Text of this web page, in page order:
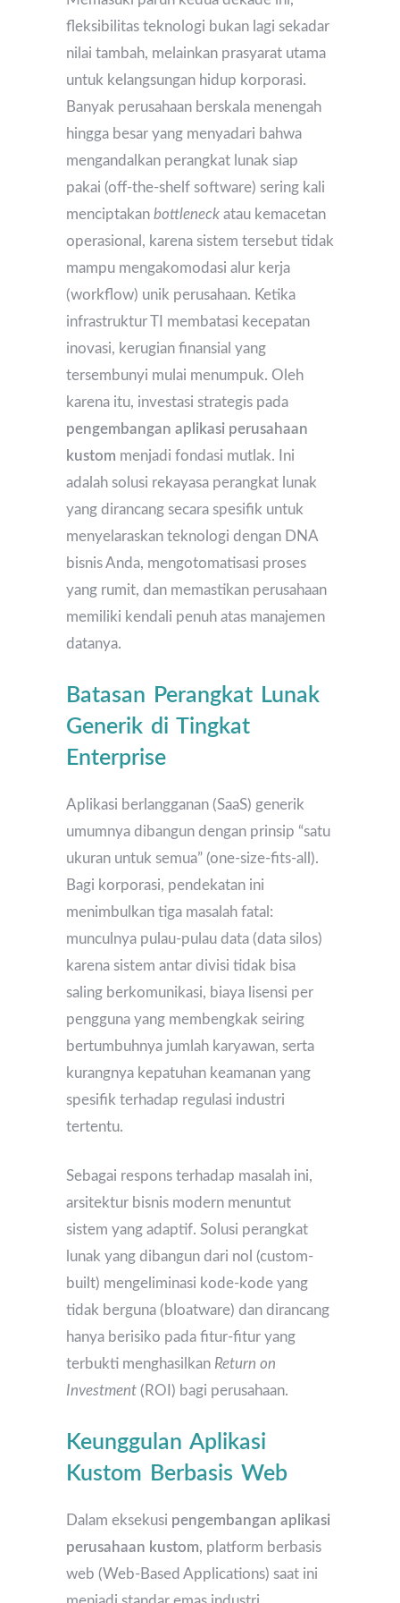
fleksibilitas teknologi bukan lagi sekadar
nilai tambah, melainkan prasyarat utama
untuk kelangsungan hidup korporasi.
Banyak perusahaan berskala menengah
hingga besar yang menyadari bahwa
mengandalkan perangkat lunak siap
pakai (off-the-shelf software) sering kali
menciptakan bottleneck atau kemacetan
operasional, karena sistem tersebut tidak
mampu mengakomodasi alur kerja
(workflow) unik perusahaan. Ketika
infrastruktur TI membatasi kecepatan
inovasi, kerugian finansial yang
tersembunyi mulai menumpuk. Oleh
karena itu, investasi strategis pada
pengembangan aplikasi perusahaan
kustom menjadi fondasi mutlak. Ini
adalah solusi rekayasa perangkat lunak
yang dirancang secara spesifik untuk
menyelaraskan teknologi dengan DNA
bisnis Anda, mengotomatisasi proses
yang rumit, dan memastikan perusahaan
memiliki kendali penuh atas manajemen
datanya.
Batasan Perangkat Lunak
Generik di Tingkat
Enterprise
Aplikasi berlangganan (SaaS) generik
umumnya dibangun dengan prinsip “satu
ukuran untuk semua” (one-size-fits-all).
Bagi korporasi, pendekatan ini
menimbulkan tiga masalah fatal:
munculnya pulau-pulau data (data silos)
karena sistem antar divisi tidak bisa
saling berkomunikasi, biaya lisensi per
pengguna yang membengkak seiring
bertumbuhnya jumlah karyawan, serta
kurangnya kepatuhan keamanan yang
spesifik terhadap regulasi industri
tertentu.
Sebagai respons terhadap masalah ini,
arsitektur bisnis modern menuntut
sistem yang adaptif. Solusi perangkat
lunak yang dibangun dari nol (custom-
built) mengeliminasi kode-kode yang
tidak berguna (bloatware) dan dirancang
hanya berisiko pada fitur-fitur yang
terbukti menghasilkan Return on
Investment (ROI) bagi perusahaan.
Keunggulan Aplikasi
Kustom Berbasis Web
Dalam eksekusi pengembangan aplikasi
perusahaan kustom, platform berbasis
web (Web-Based Applications) saat ini